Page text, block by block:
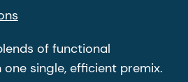
of functional
single, efficient premix.